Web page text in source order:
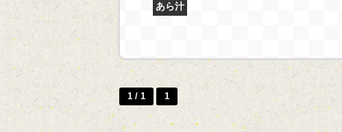
あら汁
1 / 1 1